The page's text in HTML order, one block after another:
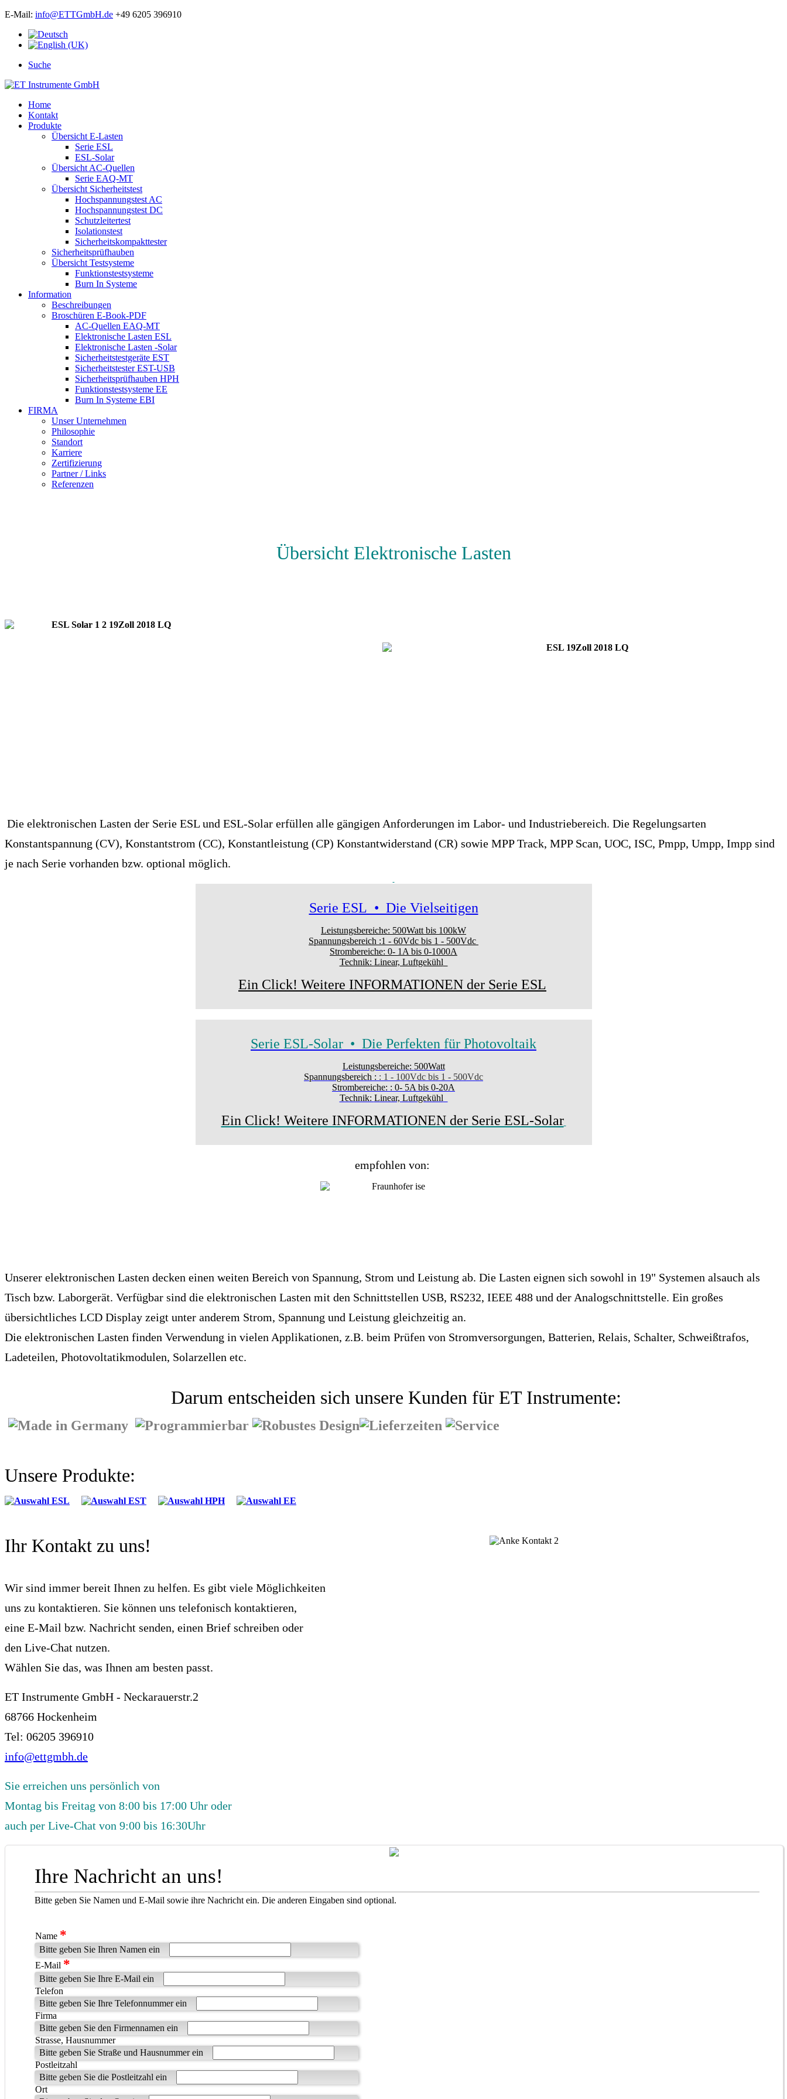
E-Mail: info@ETTGmbH.de +49 6205 396910
Suche
Home
Kontakt
Produkte
Übersicht E-Lasten
Serie ESL
ESL-Solar
Übersicht AC-Quellen
Serie EAQ-MT
Übersicht Sicherheitstest
Hochspannungstest AC
Hochspannungstest DC
Schutzleitertest
Isolationstest
Sicherheitskompakttester
Sicherheitsprüfhauben
Übersicht Testsysteme
Funktionstestsysteme
Burn In Systeme
Information
Beschreibungen
Broschüren E-Book-PDF
AC-Quellen EAQ-MT
Elektronische Lasten ESL
Elektronische Lasten -Solar
Sicherheitstestgeräte EST
Sicherheitstester EST-USB
Sicherheitsprüfhauben HPH
Funktionstestsysteme EE
Burn In Systeme EBI
FIRMA
Unser Unternehmen
Philosophie
Standort
Karriere
Zertifizierung
Partner / Links
Referenzen
Übersicht Elektronische Lasten
Die elektronischen Lasten der Serie ESL und ESL-Solar erfüllen alle gängigen Anforderungen im Labor- und Industriebereich. Die Regelungsarten
Konstantspannung (CV), Konstantstrom (CC), Konstantleistung (CP) Konstantwiderstand (CR) sowie MPP Track, MPP Scan, UOC, ISC, Pmpp, Umpp, Impp sind
je nach Serie vorhanden bzw. optional möglich.
Serie ESL • Die Vielseitigen
Leistungsbereiche: 500Watt bis 100kW
Spannungsbereich :1 - 60Vdc bis 1 - 500Vdc
Strombereiche: 0- 1A bis 0-1000A
Technik: Linear, Luftgekühl
Ein Click! Weitere INFORMATIONEN der Serie ESL
Serie ESL-Solar • Die Perfekten für Photovoltaik
Leistungsbereiche: 500Watt
Spannungsbereich : : 1 - 100Vdc bis 1 - 500Vdc
Strombereiche: : 0- 5A bis 0-20A
Technik: Linear, Luftgekühl
Ein Click! Weitere INFORMATIONEN der Serie ESL-Solar
empfohlen von:
Unserer elektronischen Lasten decken einen weiten Bereich von Spannung, Strom und Leistung ab. Die Lasten eignen sich sowohl in 19" Systemen alsauch als
Tisch bzw. Laborgerät. Verfügbar sind die elektronischen Lasten mit den Schnittstellen USB, RS232, IEEE 488 und der Analogschnittstelle. Ein großes
übersichtliches LCD Display zeigt unter anderem Strom, Spannung und Leistung gleichzeitig an.
Die elektronischen Lasten finden Verwendung in vielen Applikationen, z.B. beim Prüfen von Stromversorgungen, Batterien, Relais, Schalter, Schweißtrafos,
Ladeteilen, Photovoltatikmodulen, Solarzellen etc.
Darum entscheiden sich unsere Kunden für ET Instrumente:
Unsere Produkte:
Ihr Kontakt zu uns!
Wir sind immer bereit Ihnen zu helfen. Es gibt viele Möglichkeiten
uns zu kontaktieren. Sie können uns telefonisch kontaktieren,
eine E-Mail bzw. Nachricht senden, einen Brief schreiben oder
den Live-Chat nutzen.
Wählen Sie das, was Ihnen am besten passt.
ET Instrumente GmbH - Neckarauerstr.2
68766 Hockenheim
Tel: 06205 396910
info@ettgmbh.de
Sie erreichen uns persönlich von
Montag bis Freitag von 8:00 bis 17:00 Uhr oder
auch per Live-Chat von 9:00 bis 16:30Uhr
Ihre Nachricht an uns!
Bitte geben Sie Namen und E-Mail sowie ihre Nachricht ein. Die anderen Eingaben sind optional.
Name *
Bitte geben Sie Ihren Namen ein
E-Mail *
Bitte geben Sie Ihre E-Mail ein
Telefon
Bitte geben Sie Ihre Telefonnummer ein
Firma
Bitte geben Sie den Firmennamen ein
Strasse, Hausnummer
Bitte geben Sie Straße und Hausnummer ein
Postleitzahl
Bitte geben Sie die Postleitzahl ein
Ort